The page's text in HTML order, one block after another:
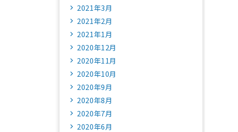
2021年3月
2021年2月
2021年1月
2020年12月
2020年11月
2020年10月
2020年9月
2020年8月
2020年7月
2020年6月